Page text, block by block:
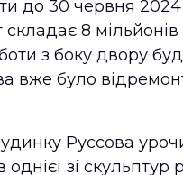
до 30 червня
8 мільйонів
з боку двору
вже було
Руссова
зі скульптур